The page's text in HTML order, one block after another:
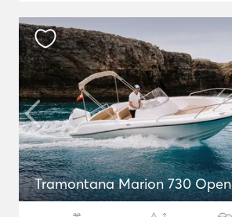
Tramontana Marion 730 Open